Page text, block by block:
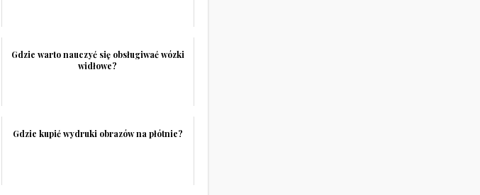
Gdzie warto nauczyć się obsługiwać wózki
widłowe?
Gdzie kupić wydruki obrazów na płótnie?